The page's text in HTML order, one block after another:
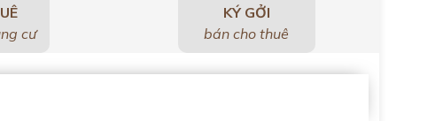
cư
KÝ GỞI
bán cho thuê